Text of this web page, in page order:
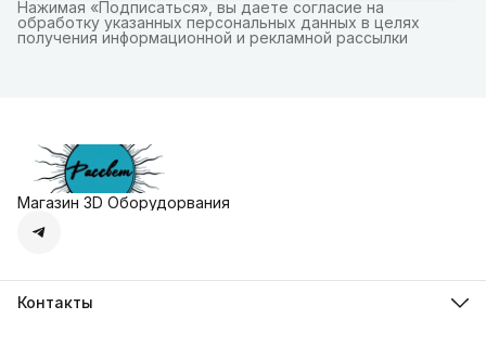
Нажимая «Подписаться», вы даете согласие на
обработку указанных персональных данных в целях
получения информационной и рекламной рассылки
Магазин 3D Оборудорвания
Контакты